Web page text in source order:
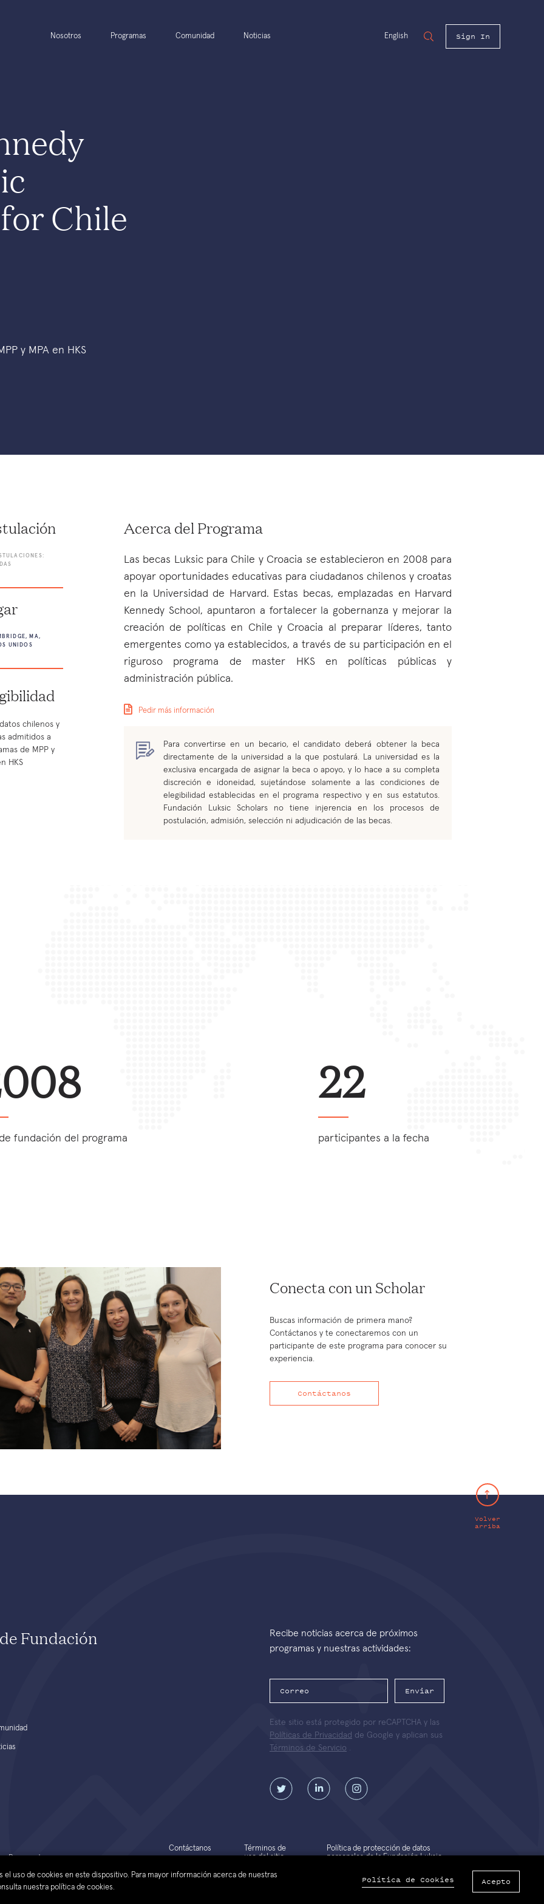
Nosotros Programas Comunidad Noticias English Sign In
Chile
y MPA en HKS
MA,
UNIDOS
chilenos y
admitidos a
de MPP y
HKS
Acerca del Programa
Las becas Luksic para Chile y Croacia se establecieron en 2008 para
apoyar oportunidades educativas para ciudadanos chilenos y croatas
en la Universidad de Harvard. Estas becas, emplazadas en Harvard
Kennedy School, apuntaron a fortalecer la gobernanza y mejorar la
creación de políticas en Chile y Croacia al preparar líderes, tanto
emergentes como ya establecidos, a través de su participación en el
riguroso programa de master HKS en políticas públicas y
administración pública.
Pedir más información
Para convertirse en un becario, el candidato deberá obtener la beca
directamente de la universidad a la que postulará. La universidad es la
exclusiva encargada de asignar la beca o apoyo, y lo hace a su completa
discreción e idoneidad, sujetándose solamente a las condiciones de
elegibilidad establecidas en el programa respectivo y en sus estatutos.
Fundación Luksic Scholars no tiene injerencia en los procesos de
postulación, admisión, selección ni adjudicación de las becas.
fundación del programa
22
participantes a la fecha
Conecta con un Scholar
Buscas información de primera mano?
Contáctanos y te conectaremos con un
participante de este programa para conocer su
experiencia.
Contáctanos
Volver
arriba
Fundación
Recibe noticias acerca de próximos
programas y nuestras actividades:
Enviar
Este sitio está protegido por reCAPTCHA y las
Políticas de Privacidad de Google y aplican sus
Términos de Servicio .
Reservados
Contáctanos
Términos de
uso del sitio
Política de protección de datos
personales de la Fundación Luksic
uso de cookies en este dispositivo. Para mayor información acerca de nuestras
nuestra política de cookies.
Política de Cookies Acepto